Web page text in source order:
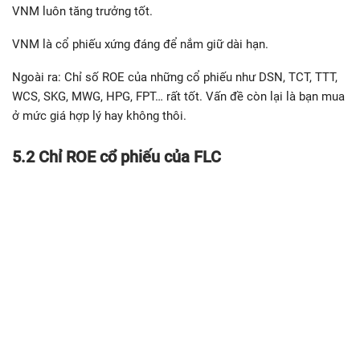
VNM luôn tăng trưởng tốt.
VNM là cổ phiếu xứng đáng để nắm giữ dài hạn.
Ngoài ra: Chỉ số ROE của những cổ phiếu như DSN, TCT, TTT,
WCS, SKG, MWG, HPG, FPT… rất tốt. Vấn đề còn lại là bạn mua
ở mức giá hợp lý hay không thôi.
5.2 Chỉ ROE cổ phiếu của FLC